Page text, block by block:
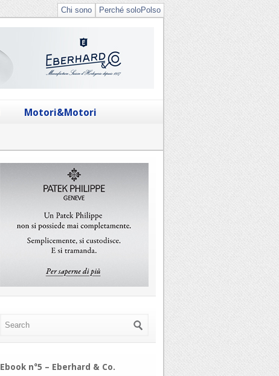
Perché soloPolso
Chi sono
Motori&Motori
Ebook n°5 – Eberhard & Co.